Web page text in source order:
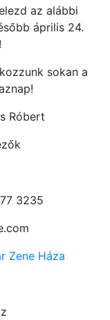
az alábbi
április 24.
sokan a
Róbert
3235
Zene Háza